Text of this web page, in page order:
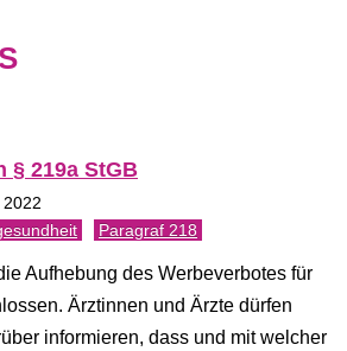
§ 219a StGB
Paragraf 218
Aufhebung des Werbeverbotes für
Ärztinnen und Ärzte dürfen
informieren, dass und mit welcher